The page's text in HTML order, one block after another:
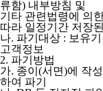
류함) 내부방침 및
기타 관련법령에 의
따라 일정기간 저장
나. 파기대상 : 보유
고객정보
2. 파기방법
가. 종이(서면)에 작
하여 파기